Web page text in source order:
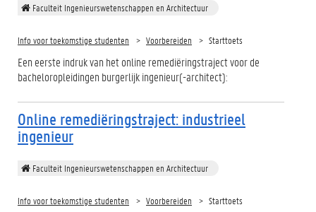
Faculteit Ingenieurswetenschappen en Architectuur
Info voor toekomstige studenten Voorbereiden Starttoets
Een eerste indruk van het online remediëringstraject voor de
bacheloropleidingen burgerlijk ingenieur(-architect):
Online remediëringstraject: industrieel
ingenieur
Faculteit Ingenieurswetenschappen en Architectuur
Info voor toekomstige studenten Voorbereiden Starttoets